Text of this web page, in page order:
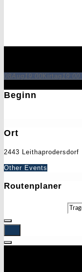
08Aug19:00 Kirtag 19:00
Beginn
Ort
2443 Leithaprodersdorf
Other Events
Routenplaner